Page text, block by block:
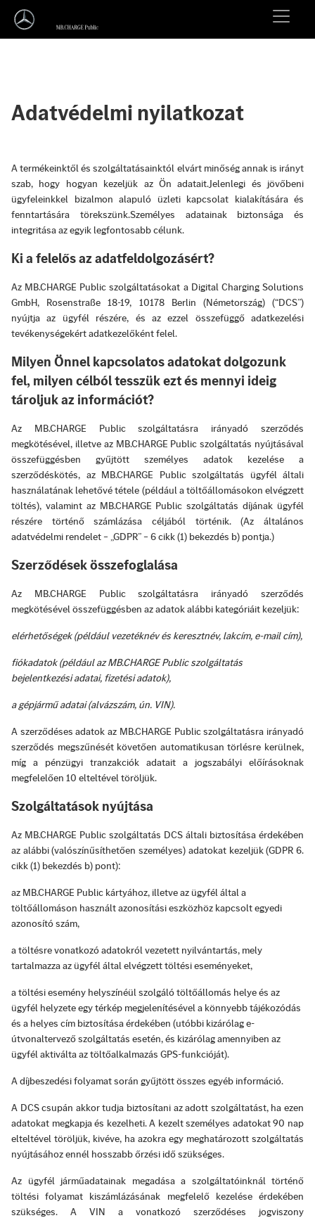
Adatvédelmi nyilatkozat
A termékeinktől és szolgáltatásainktól elvárt minőség annak is irányt
szab, hogy hogyan kezeljük az Ön adatait.Jelenlegi és jövőbeni
ügyfeleinkkel bizalmon alapuló üzleti kapcsolat kialakítására és
fenntartására törekszünk.Személyes adatainak biztonsága és
integritása az egyik legfontosabb célunk.
Ki a felelős az adatfeldolgozásért?
Az MB.CHARGE Public szolgáltatásokat a Digital Charging Solutions
GmbH, Rosenstraße 18-19, 10178 Berlin (Németország) (“DCS”)
nyújtja az ügyfél részére, és az ezzel összefüggő adatkezelési
tevékenységekért adatkezelőként felel.
Milyen Önnel kapcsolatos adatokat dolgozunk
fel, milyen célból tesszük ezt és mennyi ideig
tároljuk az információt?
Az MB.CHARGE Public szolgáltatásra irányadó szerződés
megkötésével, illetve az MB.CHARGE Public szolgáltatás nyújtásával
összefüggésben gyűjtött személyes adatok kezelése a
szerződéskötés, az MB.CHARGE Public szolgáltatás ügyfél általi
használatának lehetővé tétele (például a töltőállomásokon elvégzett
töltés), valamint az MB.CHARGE Public szolgáltatás díjának ügyfél
részére történő számlázása céljából történik. (Az általános
adatvédelmi rendelet – „GDPR” – 6 cikk (1) bekezdés b) pontja.)
Szerződések összefoglalása
Az MB.CHARGE Public szolgáltatásra irányadó szerződés
megkötésével összefüggésben az adatok alábbi kategóriáit kezeljük:
elérhetőségek (például vezetéknév és keresztnév, lakcím, e-mail cím),
fiókadatok (például az MB.CHARGE Public szolgáltatás
bejelentkezési adatai, fizetési adatok),
a gépjármű adatai (alvázszám, ún. VIN).
A szerződéses adatok az MB.CHARGE Public szolgáltatásra irányadó
szerződés megszűnését követően automatikusan törlésre kerülnek,
míg a pénzügyi tranzakciók adatait a jogszabályi előírásoknak
megfelelően 10 elteltével töröljük.
Szolgáltatások nyújtása
Az MB.CHARGE Public szolgáltatás DCS általi biztosítása érdekében
az alábbi (valószínűsíthetően személyes) adatokat kezeljük (GDPR 6.
cikk (1) bekezdés b) pont):
az MB.CHARGE Public kártyához, illetve az ügyfél által a
töltőállomáson használt azonosítási eszközhöz kapcsolt egyedi
azonosító szám,
a töltésre vonatkozó adatokról vezetett nyilvántartás, mely
tartalmazza az ügyfél által elvégzett töltési eseményeket,
a töltési esemény helyszínéül szolgáló töltőállomás helye és az
ügyfél helyzete egy térkép megjelenítésével a könnyebb tájékozódás
és a helyes cím biztosítása érdekében (utóbbi kizárólag e-
útvonaltervező szolgáltatás esetén, és kizárólag amennyiben az
ügyfél aktiválta az töltőalkalmazás GPS-funkcióját).
A díjbeszedési folyamat során gyűjtött összes egyéb információ.
A DCS csupán akkor tudja biztosítani az adott szolgáltatást, ha ezen
adatokat megkapja és kezelheti. A kezelt személyes adatokat 90 nap
elteltével töröljük, kivéve, ha azokra egy meghatározott szolgáltatás
nyújtásához ennél hosszabb őrzési idő szükséges.
Az ügyfél járműadatainak megadása a szolgáltatóinknál történő
töltési folyamat kiszámlázásának megfelelő kezelése érdekében
szükséges. A VIN a vonatkozó szerződéses jogviszony